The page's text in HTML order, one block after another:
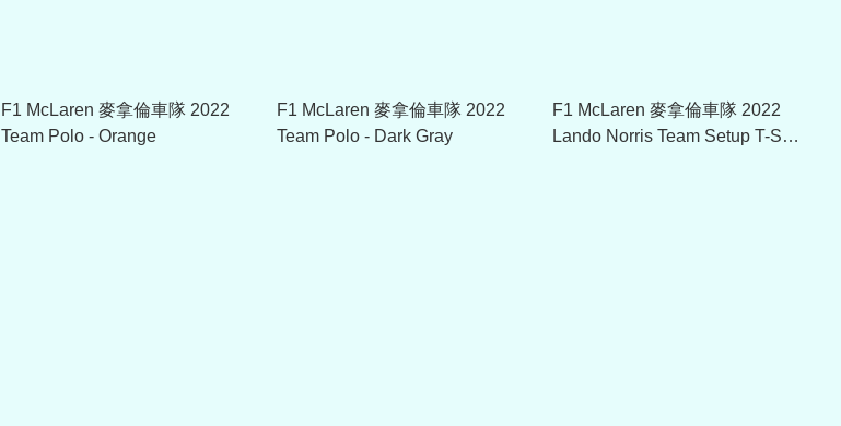
F1 McLaren 麥拿倫車隊 2022
Team Polo - Orange
F1 McLaren 麥拿倫車隊 2022
Team Polo - Dark Gray
F1 McLaren 麥拿倫車隊 2022
Lando Norris Team Setup T-Shirt